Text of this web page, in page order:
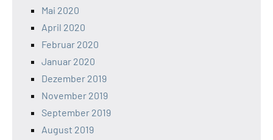
Mai 2020
April 2020
Februar 2020
Januar 2020
Dezember 2019
November 2019
September 2019
August 2019